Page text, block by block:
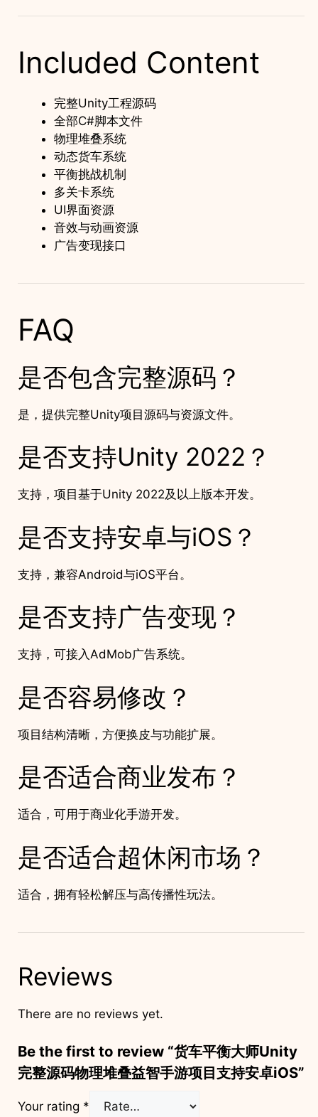
Included Content
完整Unity工程源码
全部C#脚本文件
物理堆叠系统
动态货车系统
平衡挑战机制
多关卡系统
UI界面资源
音效与动画资源
广告变现接口
FAQ
是否包含完整源码？
是，提供完整Unity项目源码与资源文件。
是否支持Unity 2022？
支持，项目基于Unity 2022及以上版本开发。
是否支持安卓与iOS？
支持，兼容Android与iOS平台。
是否支持广告变现？
支持，可接入AdMob广告系统。
是否容易修改？
项目结构清晰，方便换皮与功能扩展。
是否适合商业发布？
适合，可用于商业化手游开发。
是否适合超休闲市场？
适合，拥有轻松解压与高传播性玩法。
Reviews
There are no reviews yet.
Be the first to review “货车平衡大师Unity
完整源码物理堆叠益智手游项目支持安卓iOS”
Your rating *